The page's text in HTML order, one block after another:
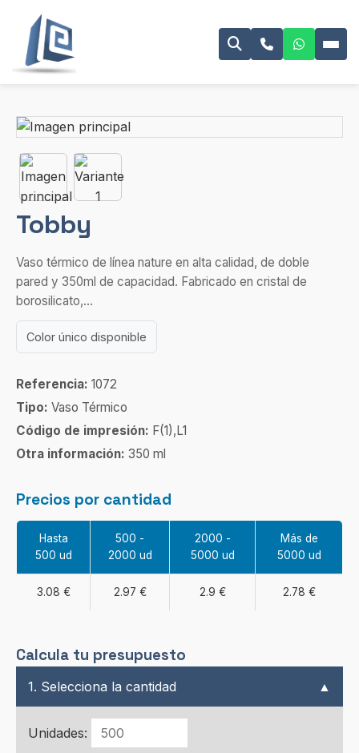
Tobby
Vaso térmico de línea nature en alta calidad, de doble
pared y 350ml de capacidad. Fabricado en cristal de
borosilicato,...
Color único disponible
Referencia: 1072
Tipo: Vaso Térmico
Código de impresión: F(1),L1
Otra información: 350 ml
Precios por cantidad
Hasta
500 ud
500 -
2000 ud
2000 -
5000 ud
Más de
5000 ud
3.08 € 2.97 € 2.9 € 2.78 €
Calcula tu presupuesto
1. Selecciona la cantidad ▲
Unidades: